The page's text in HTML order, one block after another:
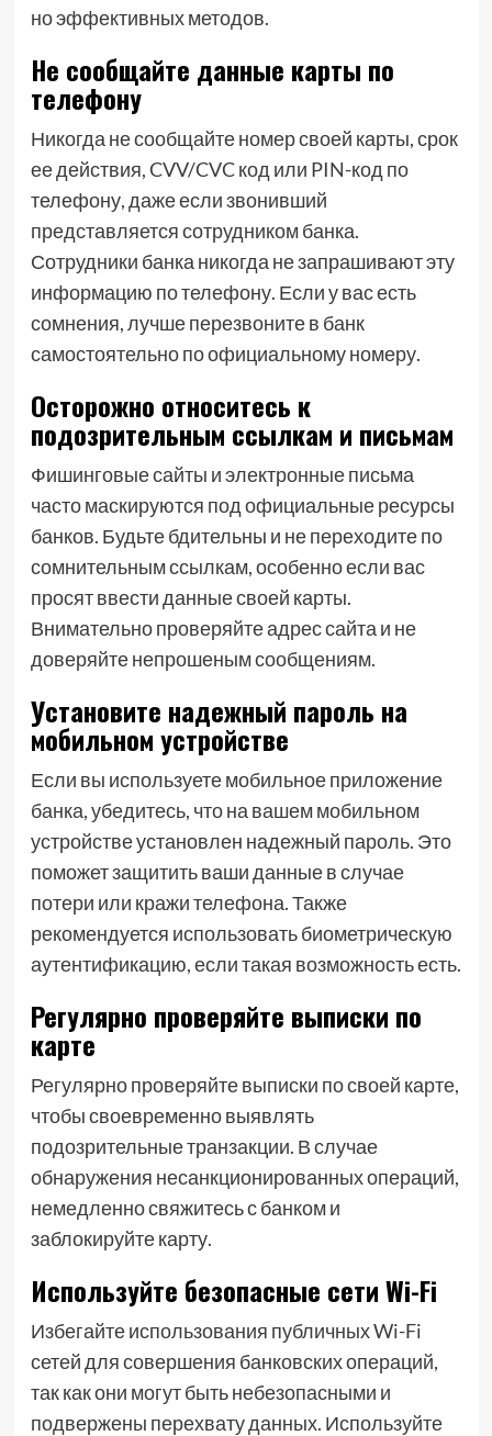
но эффективных методов.
Не сообщайте данные карты по
телефону
Никогда не сообщайте номер своей карты, срок
ее действия, CVV/CVC код или PIN-код по
телефону, даже если звонивший
представляется сотрудником банка.
Сотрудники банка никогда не запрашивают эту
информацию по телефону. Если у вас есть
сомнения, лучше перезвоните в банк
самостоятельно по официальному номеру.
Осторожно относитесь к
подозрительным ссылкам и письмам
Фишинговые сайты и электронные письма
часто маскируются под официальные ресурсы
банков. Будьте бдительны и не переходите по
сомнительным ссылкам, особенно если вас
просят ввести данные своей карты.
Внимательно проверяйте адрес сайта и не
доверяйте непрошеным сообщениям.
Установите надежный пароль на
мобильном устройстве
Если вы используете мобильное приложение
банка, убедитесь, что на вашем мобильном
устройстве установлен надежный пароль. Это
поможет защитить ваши данные в случае
потери или кражи телефона. Также
рекомендуется использовать биометрическую
аутентификацию, если такая возможность есть.
Регулярно проверяйте выписки по
карте
Регулярно проверяйте выписки по своей карте,
чтобы своевременно выявлять
подозрительные транзакции. В случае
обнаружения несанкционированных операций,
немедленно свяжитесь с банком и
заблокируйте карту.
Используйте безопасные сети Wi-Fi
Избегайте использования публичных Wi-Fi
сетей для совершения банковских операций,
так как они могут быть небезопасными и
подвержены перехвату данных. Используйте